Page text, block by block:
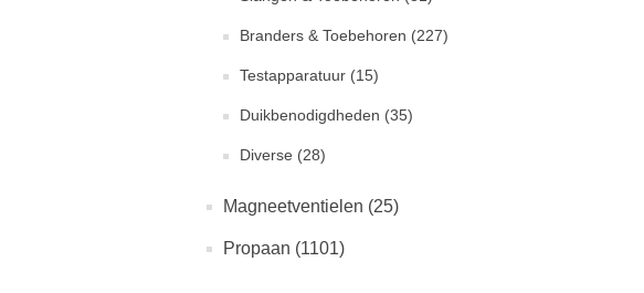
Branders & Toebehoren (227)
Testapparatuur (15)
Duikbenodigdheden (35)
Diverse (28)
Magneetventielen (25)
Propaan (1101)